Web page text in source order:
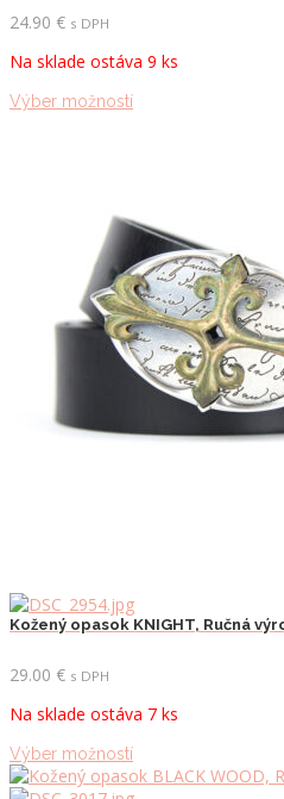
vybrať
stránke
24.90 € s DPH
Na sklade ostáva 9 ks
Výber možnostíTento
si
môžete
vybrať
na
stránke
produktu.
Kožený opasok KNIGHT, Ručná
29.00 € s DPH
Na sklade ostáva 7 ks
Výber možnostíTento
produkt